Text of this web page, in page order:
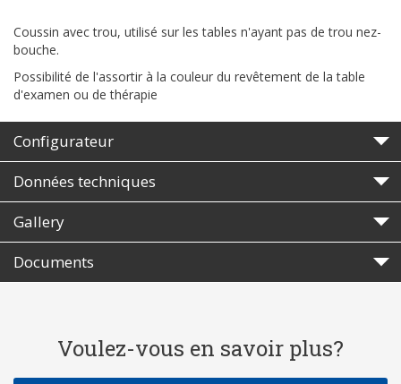
Coussin avec trou, utilisé sur les tables n'ayant pas de trou nez-
bouche.
Possibilité de l'assortir à la couleur du revêtement de la table
d'examen ou de thérapie
Configurateur
Données techniques
Gallery
Documents
Voulez-vous en savoir plus?